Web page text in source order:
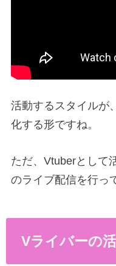
活動するスタイルが
化する形ですね。
ただ、Vtuberとして
のライブ配信を行っ
Vライバーの